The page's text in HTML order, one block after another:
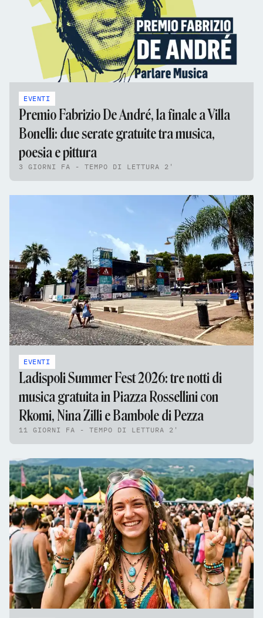
EVENTI
Premio Fabrizio De André, la finale a Villa
Bonelli: due serate gratuite tra musica,
poesia e pittura
3 GIORNI FA - TEMPO DI LETTURA 2'
EVENTI
Ladispoli Summer Fest 2026: tre notti di
musica gratuita in Piazza Rossellini con
Rkomi, Nina Zilli e Bambole di Pezza
11 GIORNI FA - TEMPO DI LETTURA 2'